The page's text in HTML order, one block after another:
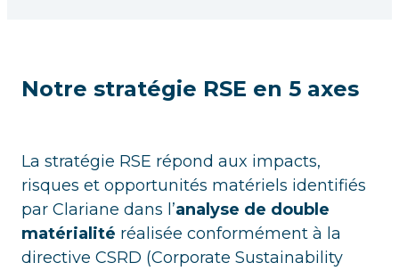
Notre stratégie RSE en 5 axes
La stratégie RSE répond aux impacts,
risques et opportunités matériels identifiés
par Clariane dans l’analyse de double
matérialité réalisée conformément à la
directive CSRD (Corporate Sustainability